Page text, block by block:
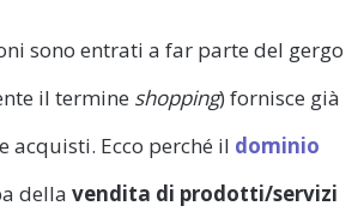
sono entrati a far parte del gergo
il termine shopping) fornisce già
acquisti. Ecco perché il dominio
della vendita di prodotti/servizi